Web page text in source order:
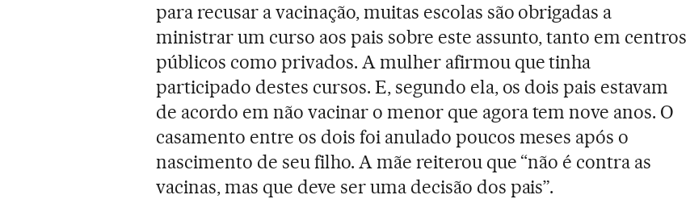
para recusar a vacinação, muitas escolas são obrigadas a
ministrar um curso aos pais sobre este assunto, tanto em centros
públicos como privados. A mulher afirmou que tinha
participado destes cursos. E, segundo ela, os dois pais estavam
de acordo em não vacinar o menor que agora tem nove anos. O
casamento entre os dois foi anulado poucos meses após o
nascimento de seu filho. A mãe reiterou que “não é contra as
vacinas, mas que deve ser uma decisão dos pais”.